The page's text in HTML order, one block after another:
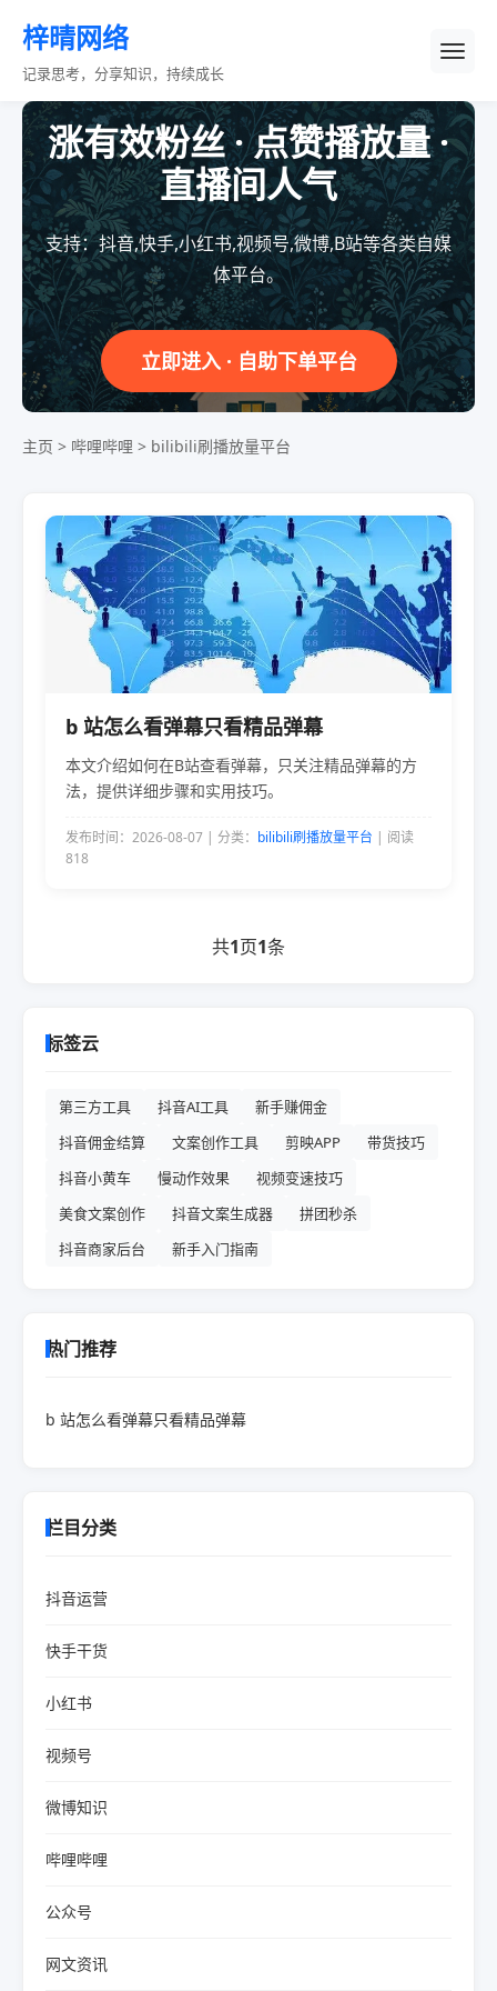
梓晴网络
记录思考，分享知识，持续成长
涨有效粉丝 · 点赞播放量 ·
直播间人气
支持：抖音,快手,小红书,视频号,微博,B站等各类自媒
体平台。
立即进入 · 自助下单平台
主页 > 哔哩哔哩 > bilibili刷播放量平台
b 站怎么看弹幕只看精品弹幕
本文介绍如何在B站查看弹幕，只关注精品弹幕的方
法，提供详细步骤和实用技巧。
发布时间：2026-08-07 | 分类： bilibili刷播放量平台 | 阅读
818
共1页1条
标签云
第三方工具 抖音AI工具
新手赚佣金
抖音佣金结算
文案创作工具 剪映APP
带货技巧
抖音小黄车
慢动作效果
视频变速技巧
美食文案创作
抖音文案生成器
拼团秒杀
抖音商家后台
新手入门指南
热门推荐
b 站怎么看弹幕只看精品弹幕
栏目分类
抖音运营
快手干货
小红书
视频号
微博知识
哔哩哔哩
公众号
网文资讯